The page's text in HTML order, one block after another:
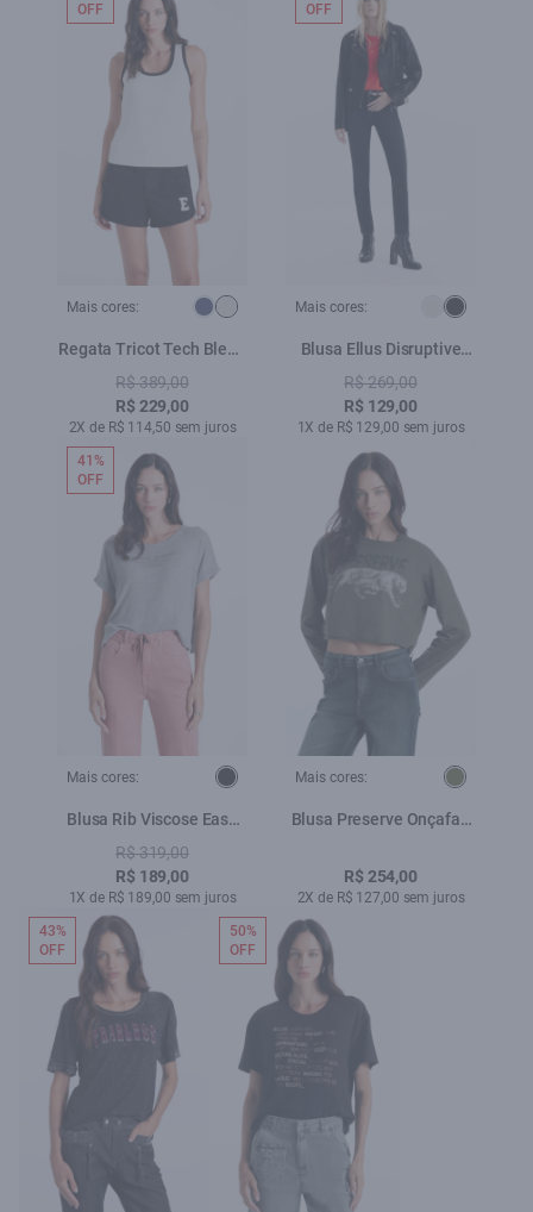
Mais cores:
Regata Tricot Tech Blend
Texture Off White
R$ 389,00
R$ 229,00
2X de R$ 114,50 sem juros
OFF
Mais cores:
Blusa Ellus Disruptive
Vermelho Vivo
R$ 269,00
R$ 129,00
1X de R$ 129,00 sem juros
OFF
Mais cores:
Blusa Rib Viscose Easa
Mirror Hotfix Cinza
Mescla
R$ 319,00
R$ 189,00
1X de R$ 189,00 sem juros
41%
OFF
Mais cores:
Blusa Preserve Onçafari
R$ 254,00
2X de R$ 127,00 sem juros
43%
OFF
50%
OFF